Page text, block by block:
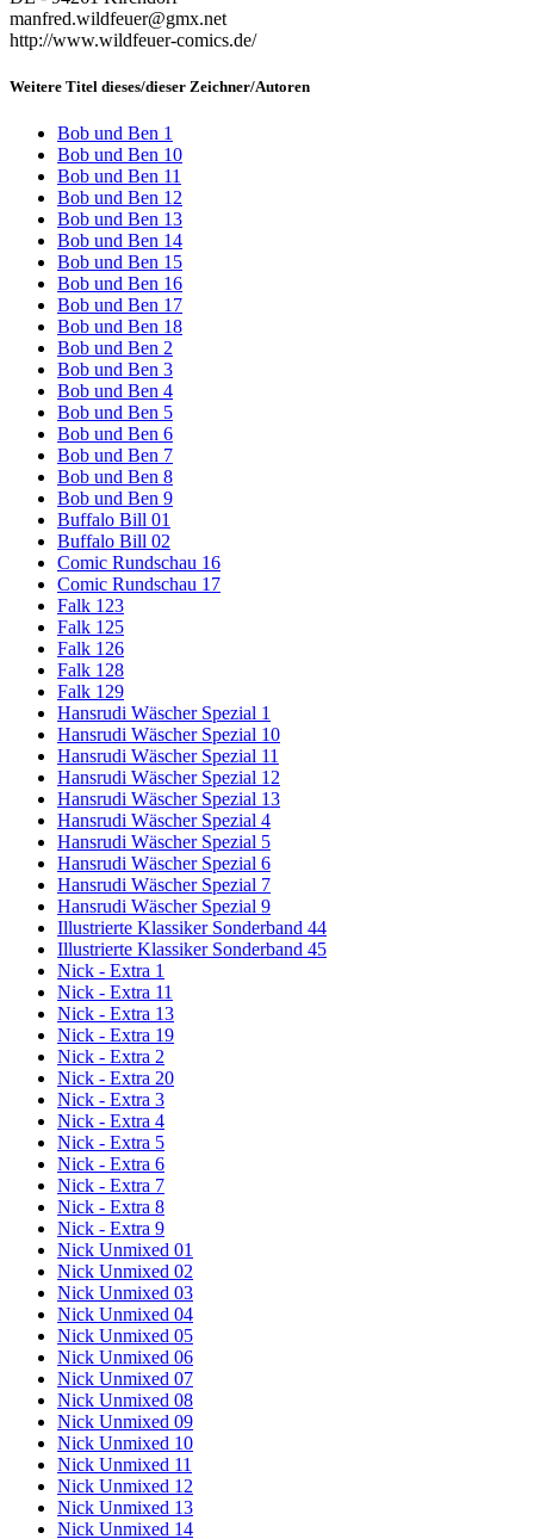
manfred.wildfeuer@gmx.net
http://www.wildfeuer-comics.de/
Weitere Titel dieses/dieser Zeichner/Autoren
Bob und Ben 1
Bob und Ben 10
Bob und Ben 11
Bob und Ben 12
Bob und Ben 13
Bob und Ben 14
Bob und Ben 15
Bob und Ben 16
Bob und Ben 17
Bob und Ben 18
Bob und Ben 2
Bob und Ben 3
Bob und Ben 4
Bob und Ben 5
Bob und Ben 6
Bob und Ben 7
Bob und Ben 8
Bob und Ben 9
Buffalo Bill 01
Buffalo Bill 02
Comic Rundschau 16
Comic Rundschau 17
Falk 123
Falk 125
Falk 126
Falk 128
Falk 129
Hansrudi Wäscher Spezial 1
Hansrudi Wäscher Spezial 10
Hansrudi Wäscher Spezial 11
Hansrudi Wäscher Spezial 12
Hansrudi Wäscher Spezial 13
Hansrudi Wäscher Spezial 4
Hansrudi Wäscher Spezial 5
Hansrudi Wäscher Spezial 6
Hansrudi Wäscher Spezial 7
Hansrudi Wäscher Spezial 9
Illustrierte Klassiker Sonderband 44
Illustrierte Klassiker Sonderband 45
Nick - Extra 1
Nick - Extra 11
Nick - Extra 13
Nick - Extra 19
Nick - Extra 2
Nick - Extra 20
Nick - Extra 3
Nick - Extra 4
Nick - Extra 5
Nick - Extra 6
Nick - Extra 7
Nick - Extra 8
Nick - Extra 9
Nick Unmixed 01
Nick Unmixed 02
Nick Unmixed 03
Nick Unmixed 04
Nick Unmixed 05
Nick Unmixed 06
Nick Unmixed 07
Nick Unmixed 08
Nick Unmixed 09
Nick Unmixed 10
Nick Unmixed 11
Nick Unmixed 12
Nick Unmixed 13
Nick Unmixed 14